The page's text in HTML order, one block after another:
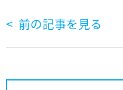
前の記事を見る